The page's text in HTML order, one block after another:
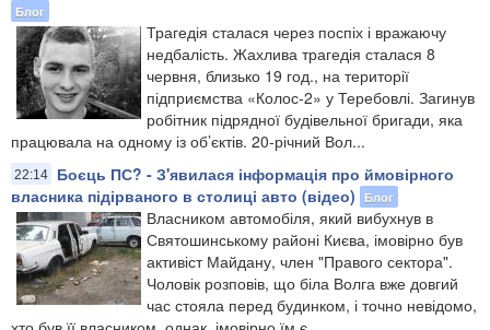
Блог
Трагедія сталася через поспіх і вражаючу
недбалість. Жахлива трагедія сталася 8
червня, близько 19 год., на території
підприємства «Колос-2» у Теребовлі. Загинув
робітник підрядної будівельної бригади, яка
працювала на одному із об’єктів. 20-річний Вол...
22:14
Боєць ПС? - З'явилася інформація про ймовірного
власника підірваного в столиці авто (відео)
Блог
Власником автомобіля, який вибухнув в
Святошинському районі Києва, імовірно був
активіст Майдану, член "Правого сектора".
Чоловік розповів, що біла Волга вже довгий
час стояла перед будинком, і точно невідомо,